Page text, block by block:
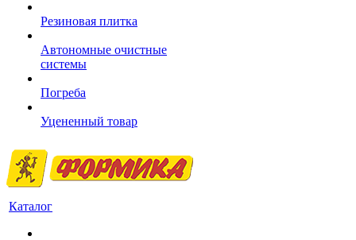
Резиновая плитка
Автономные очистные
системы
Погреба
Уцененный товар
Каталог